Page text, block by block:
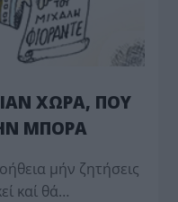
ΧΩΡΑ, ΠΟΥ
ΜΠΟΡΑ
μήν ζητήσεις
καί θά…